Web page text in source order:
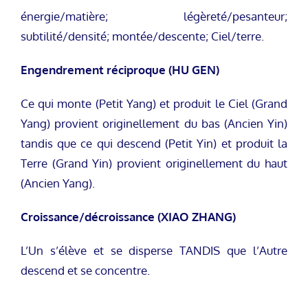
énergie/matière; légèreté/pesanteur;
subtilité/densité; montée/descente; Ciel/terre.
Engendrement réciproque (HU GEN)
Ce qui monte (Petit Yang) et produit le Ciel (Grand
Yang) provient originellement du bas (Ancien Yin)
tandis que ce qui descend (Petit Yin) et produit la
Terre (Grand Yin) provient originellement du haut
(Ancien Yang).
Croissance/décroissance (XIAO ZHANG)
L’Un s’élève et se disperse TANDIS que l’Autre
descend et se concentre.